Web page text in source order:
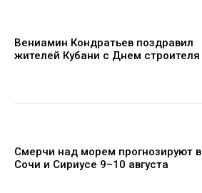
Вениамин Кондратьев поздравил
жителей Кубани с Днем строителя
Смерчи над морем прогнозируют в
Сочи и Сириусе 9–10 августа